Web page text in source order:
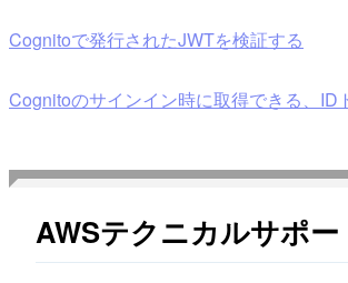
Cognitoで発行されたJWTを検証する
Cognitoのサインイン時に取得できる、
AWSテクニカルサポ